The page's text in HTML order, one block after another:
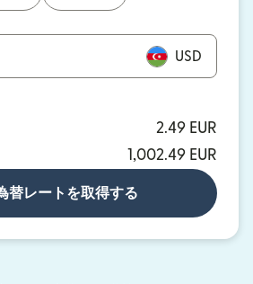
USD
2.49 EUR
1,002.49 EUR
替レートを取得する